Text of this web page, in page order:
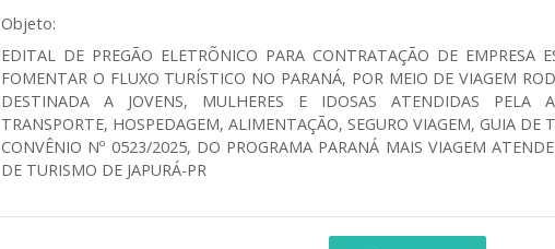
Objeto:
EDITAL DE PREGÃO ELETRÕNICO PARA CONTRATAÇÃO DE EMPRESA
FOMENTAR O FLUXO TURÍSTICO NO PARANÁ, POR MEIO DE VIAGEM
DESTINADA A JOVENS, MULHERES E IDOSAS ATENDIDAS PELA
TRANSPORTE, HOSPEDAGEM, ALIMENTAÇÃO, SEGURO VIAGEM, GUIA DE
CONVÊNIO Nº 0523/2025, DO PROGRAMA PARANÁ MAIS VIAGEM
DE TURISMO DE JAPURÁ-PR